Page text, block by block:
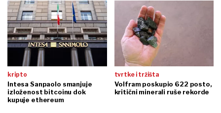
kripto
Intesa Sanpaolo smanjuje
izloženost bitcoinu dok
kupuje ethereum
tvrtke i tržišta
Volfram poskupio 622 posto,
kritični minerali ruše rekorde